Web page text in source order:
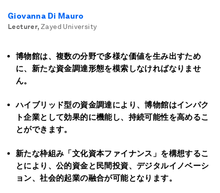
Giovanna Di Mauro
Lecturer, Zayed University
博物館は、複数の分野で多様な価値を生み出すため
に、 新たな資金調達形態を模索しなければなりませ
ん。
ハイブリッド型の資金調達により、博物館はインパク
ト企業として効果的に機能し、持続可能性を高めるこ
とができます。
新たな枠組み「文化資本ファイナンス」を構想するこ
とにより、公的資金と民間投資、デジタルイノベーシ
ョン、社会的起業の融合が可能となります。